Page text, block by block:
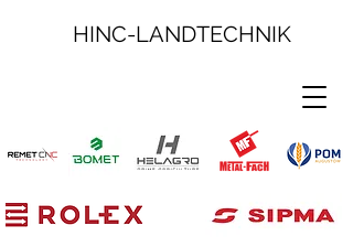
HINC-LANDTECHNIK